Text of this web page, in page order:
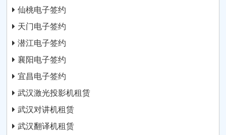
仙桃电子签约
天门电子签约
潜江电子签约
襄阳电子签约
宜昌电子签约
武汉激光投影机租赁
武汉对讲机租赁
武汉翻译机租赁